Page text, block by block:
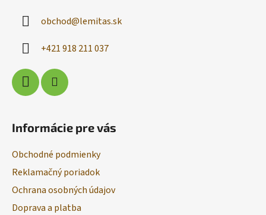
obchod@lemitas.sk
+421 918 211 037
Informácie pre vás
Obchodné podmienky
Reklamačný poriadok
Ochrana osobných údajov
Doprava a platba